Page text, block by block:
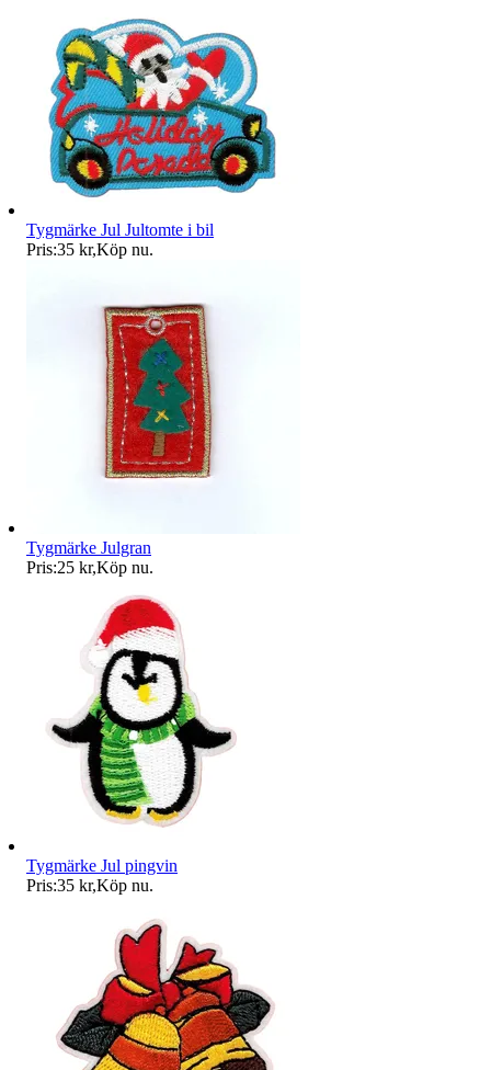
Tygmärke Jul Jultomte i bil
Pris:35 kr,Köp nu.
Tygmärke Julgran
Pris:25 kr,Köp nu.
Tygmärke Jul pingvin
Pris:35 kr,Köp nu.